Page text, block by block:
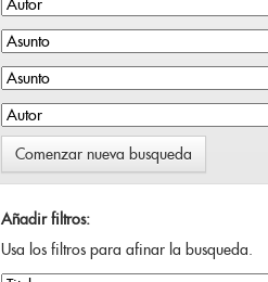
Comenzar nueva busqueda
Añadir filtros:
Usa los filtros para afinar la busqueda.